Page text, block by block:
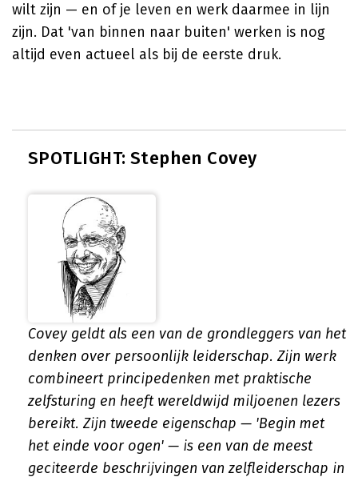
wilt zijn — en of je leven en werk daarmee in lijn
zijn. Dat 'van binnen naar buiten' werken is nog
altijd even actueel als bij de eerste druk.
SPOTLIGHT: Stephen Covey
Covey geldt als een van de grondleggers van het
denken over persoonlijk leiderschap. Zijn werk
combineert principedenken met praktische
zelfsturing en heeft wereldwijd miljoenen lezers
bereikt. Zijn tweede eigenschap — 'Begin met
het einde voor ogen' — is een van de meest
geciteerde beschrijvingen van zelfleiderschap in